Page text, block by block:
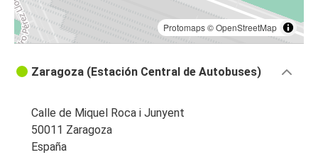
Protomaps©OpenStreetMap
Zaragoza (Estación Central de Autobuses)
Calle de Miquel Roca i Junyent
50011 Zaragoza
España